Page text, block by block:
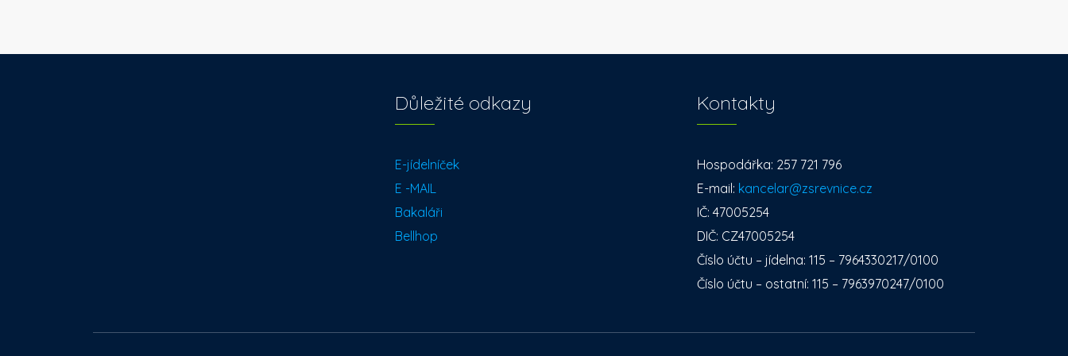
Důležité odkazy
E-jídelníček
E -MAIL
Bakaláři
Bellhop
Kontakty
Hospodářka: 257 721 796
E-mail: kancelar@zsrevnice.cz
IČ: 47005254
DIČ: CZ47005254
Číslo účtu – jídelna: 115 – 7964330217/0100
Číslo účtu – ostatní: 115 – 7963970247/0100